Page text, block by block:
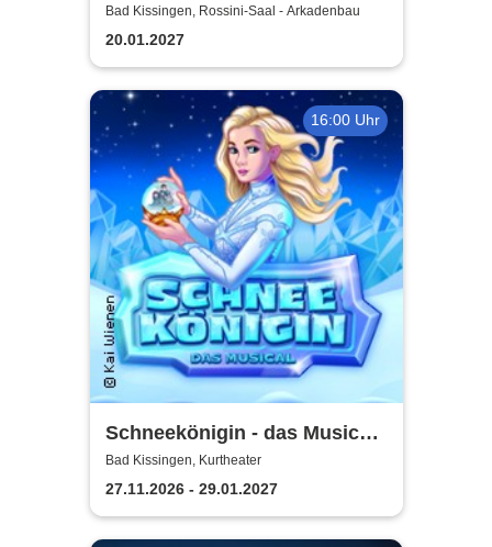
Kosaken Chor - Die
Abschiedstournee - Die
Zugabe
Bad Kissingen, Rossini-Saal - Arkadenbau
20.01.2027
16:00 Uhr
Schneekönigin - das Musical |
Theater Liberi
Bad Kissingen, Kurtheater
27.11.2026 - 29.01.2027